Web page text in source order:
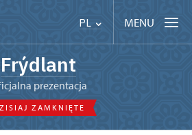
PL MENU
Frýdlant
prezentacja
ZAMKNIĘTE